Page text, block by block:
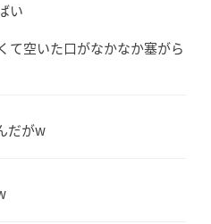
い
て空いた口がなかなか塞がら
だがw